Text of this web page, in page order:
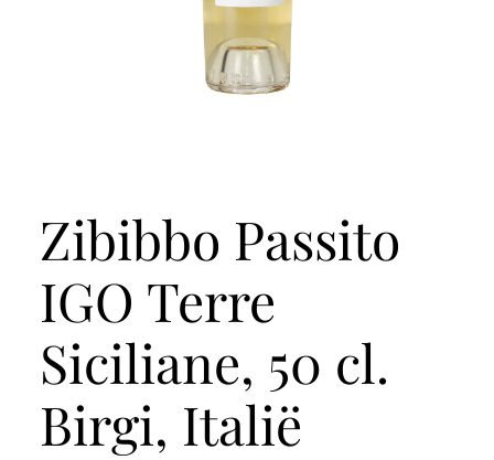
Zibibbo Passito
IGO Terre
Siciliane, 50 cl.
Birgi, Italië